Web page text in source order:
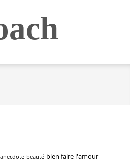
anecdote beauté bien faire l'amour